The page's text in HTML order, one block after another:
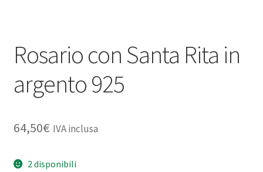
Rosario con Santa Rita in
argento 925
64,50€ IVA inclusa
2 disponibili